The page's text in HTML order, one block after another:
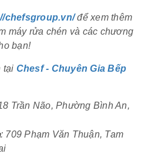
chefsgroup.vn/để xem thêm
máy rửa chén và các chương
bạn!
tại Chesf - Chuyên Gia Bếp
Trần Não, Phường Bình An,
709 Phạm Văn Thuận, Tam